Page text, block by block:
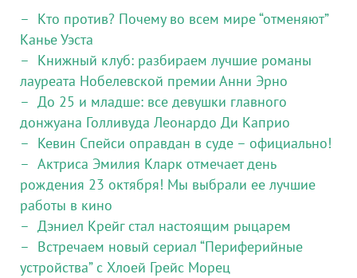
Кто против? Почему во всем мире “отменяют”
Канье Уэста
Книжный клуб: разбираем лучшие романы
лауреата Нобелевской премии Анни Эрно
До 25 и младше: все девушки главного
донжуана Голливуда Леонардо Ди Каприо
Кевин Спейси оправдан в суде – официально!
Актриса Эмилия Кларк отмечает день
рождения 23 октября! Мы выбрали ее лучшие
работы в кино
Дэниел Крейг стал настоящим рыцарем
Встречаем новый сериал “Периферийные
устройства” с Хлоей Грейс Морец